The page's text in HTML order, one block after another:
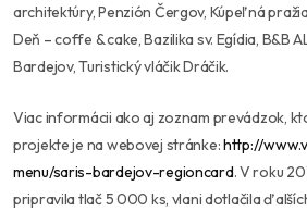
architektúry, Penzión Čergov, Kúpeľná
Deň – coffe & cake, Bazilika sv. Egídia, B&B
Bardejov, Turistický vláčik Dráčik.
Viac informácii ako aj zoznam prevádzok,
projekte je na webovej stránke:http://
menu/saris-bardejov-regioncard. V roku
pripravila tlač 5 000 ks, vlani dotlačila